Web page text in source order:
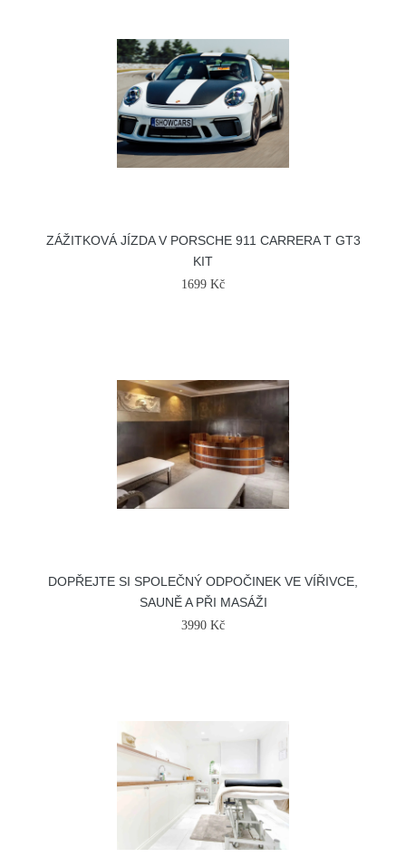
ZÁŽITKOVÁ JÍZDA V PORSCHE 911 CARRERA T GT3
KIT
1699 Kč
DOPŘEJTE SI SPOLEČNÝ ODPOČINEK VE VÍŘIVCE,
SAUNĚ A PŘI MASÁŽI
3990 Kč